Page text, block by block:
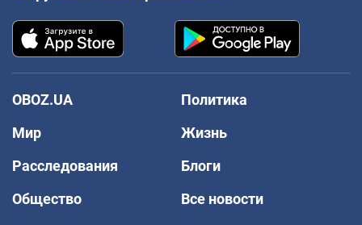
OBOZ.UA
Политика
Мир
Жизнь
Расследования
Блоги
Общество
Все новости